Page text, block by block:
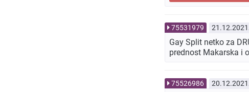
75531979
Gay Split netko za
prednost Makarska i
75526986